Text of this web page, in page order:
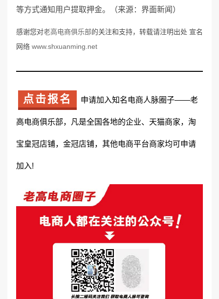
等方式通知用户提取押金。（来源：界面新闻）
感谢您对老高电商俱乐部的关注和支持，转载请注明出处 宣名
网络 www.shxuanming.net
点击报名 申请加入知名电商人脉圈子——老
高电商俱乐部，凡是全国各地的企业、天猫商家，淘
宝皇冠店铺，金冠店铺，其他电商平台商家均可申请
加入!